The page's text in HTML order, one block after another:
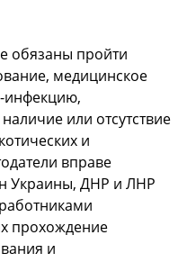
обязаны пройти
медицинское
инфекцию,
или отсутствие
и
вправе
Украины, ДНР и ЛНР
прохождение
и